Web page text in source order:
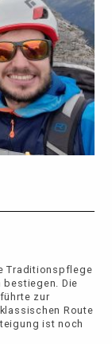
Traditionspflege
bestiegen. Die
zur
Route
ist noch